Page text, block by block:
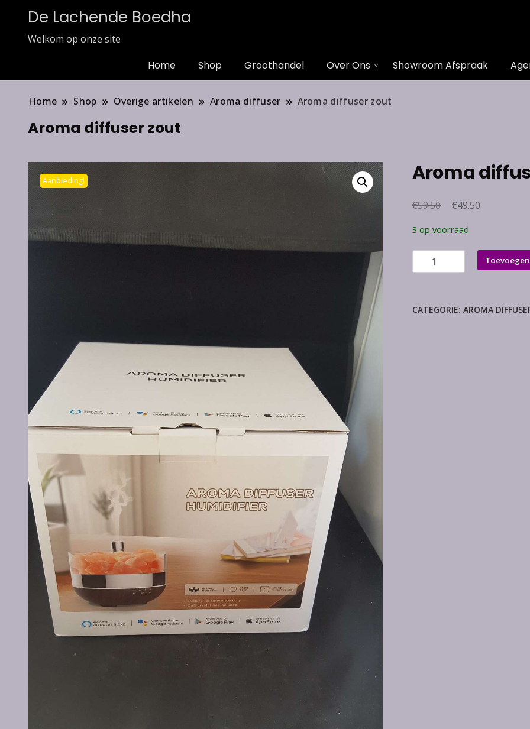
De Lachende Boedha
Welkom op onze site
Home Shop Groothandel Over Ons Showroom Afspraak
Home Shop Overige artikelen Aroma diffuser Aroma diffuser zout
Aroma diffuser zout
Aanbieding! Aroma
€59.50
Oorspronkelijke
was:
€59.50.
€49.50
€49.50.
3 op voorraad
Aroma
diffuser
CATEGORIE: AROMA